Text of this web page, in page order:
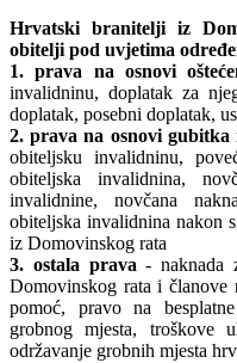
Hrvatski branitelji iz
obitelji pod uvjetima
1. prava na osnovi
invalidninu, doplatak za
doplatak, posebni doplatak,
2. prava na osnovi
obiteljsku invalidninu,
obiteljska invalidnina,
invalidnine, novčana
obiteljska invalidnina nakon
iz Domovinskog rata
3. ostala prava - naknada
Domovinskog rata i članove
pomoć, pravo na
grobnog mjesta, troškove
održavanje grobnih mjesta